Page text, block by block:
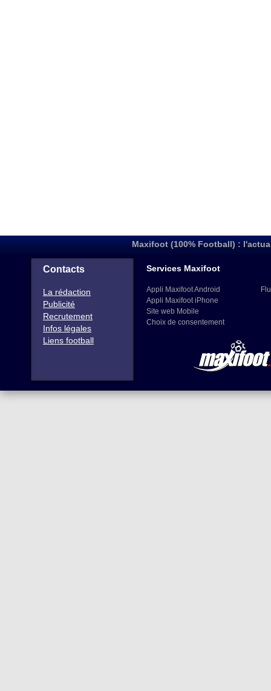
Maxifoot (100% Football) :
Contacts
La rédaction
Publicité
Recrutement
Infos légales
Liens football
Services Maxifoot
Appli Maxifoot Android
Appli Maxifoot iPhone
Site web Mobile
Choix de consentement